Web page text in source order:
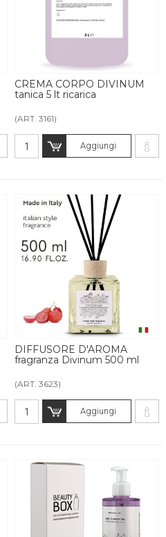
CREMA CORPO DIVINUM
tanica 5 lt ricarica
(ART. 3161)
Aggiungi
DIFFUSORE D'AROMA
fragranza Divinum 500 ml
(ART. 3623)
Aggiungi